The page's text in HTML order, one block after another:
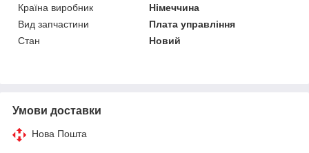
Країна виробник
Німеччина
Вид запчастини
Плата управління
Стан
Новий
Умови доставки
Нова Пошта